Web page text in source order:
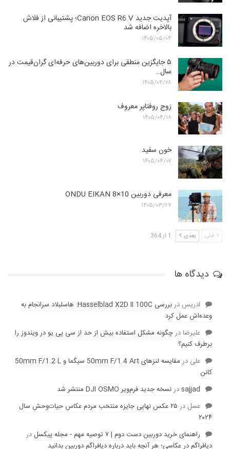
آپدیت جدید Canon EOS R6 V؛ پشتیبانی از فلاش
بالاخره اضافه شد
۱۴۰۵/۰۵/۰۴
۵ جایگزین منطقی برای دوربین‌های حرفه‌ای گران‌قیمت در
سال…
۱۴۰۵/۰۴/۲۸
زوج روفتاپر معروف
۱۴۰۵/۰۴/۱۸
خون سفید
۱۴۰۵/۰۴/۰۷
معرفی دوربین ONDU EIKAN 8×10
۱۴۰۵/۰۳/۲۷
قبلی بعدی 1 از 364
دیدگاه ها
ادریس در
بررسی Hasselblad X2D II 100C: هاسلبلاد سرانجام به
وعده‌‌اش عمل کرد
عليرضادرچگونه مشکل استفاده بیش از حد از سی پی یو در ویندوز را
برطرف کنیم؟
علی در
مقایسه لنز‌های 50mm F/1.4 Art سیگما و 50mm F/1.2 L
کانن
sajjadدرنسخه جدید فرم‌ویر DJI OSMO منتشر شد
عسل در
۲۵ عکس نهایی جایزه منتخب مردم عکاس حیات‌وحش سال
۲۰۲۴
راهنمای خرید دوربین دست دوم | ۷ توصیه مهم - مجله پیکسل
در
دیافراگم در عکاسی؛ هر آنچه باید درباره دیافراگم دوربین بدانید